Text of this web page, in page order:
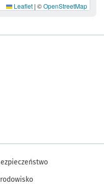
Leaflet | ©OpenStreetMap